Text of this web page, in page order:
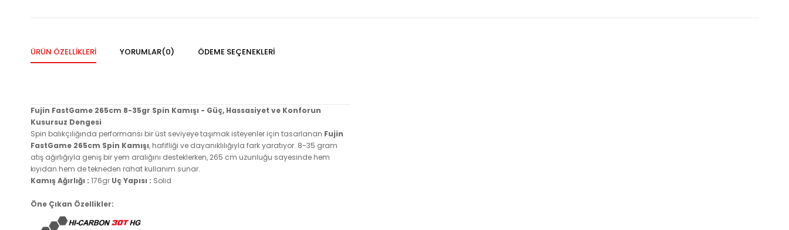
ÜRÜN ÖZELLIKLERI YORUMLAR(0) ÖDEME SEÇENEKLERI
Fujin FastGame 265cm 8-35gr Spin Kamışı - Güç, Hassasiyet ve Konforun
Kusursuz Dengesi
Spin balıkçılığında performansı bir üst seviyeye taşımak isteyenler için tasarlanan Fujin
FastGame 265cm Spin Kamışı, hafifliği ve dayanıklılığıyla fark yaratıyor. 8-35 gram
atış ağırlığıyla geniş bir yem aralığını desteklerken, 265 cm uzunluğu sayesinde hem
kıyıdan hem de tekneden rahat kullanım sunar.
Kamış Ağırlığı : 176gr Uç Yapısı : Solid
Öne Çıkan Özellikler: